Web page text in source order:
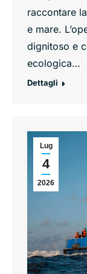
raccontare
e mare.
dignitoso e
ecologica…
Dettagli
Lug
4
2026